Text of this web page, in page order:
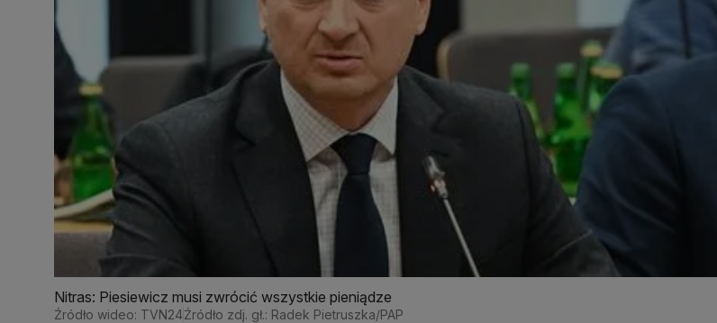
Nitras: Piesiewicz musi zwrócić wszystkie pieniądze
Źródło wideo: TVN24Źródło zdj. gł.: Radek Pietruszka/PAP